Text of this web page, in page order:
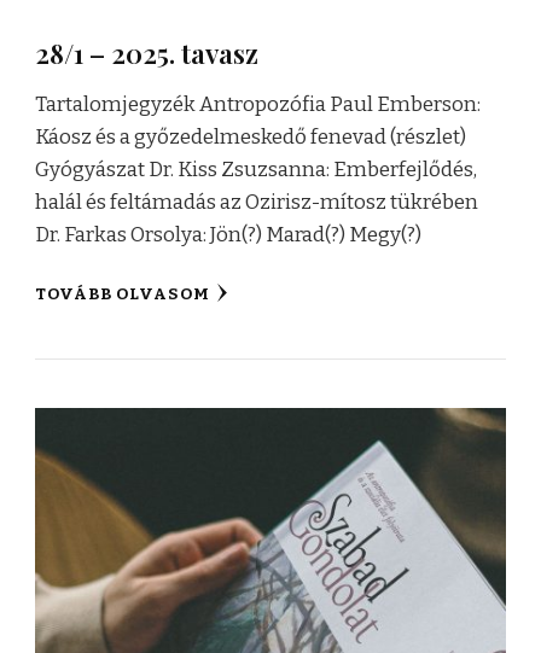
28/1 – 2025. tavasz
Tartalomjegyzék Antropozófia Paul Emberson:
Káosz és a győzedelmeskedő fenevad (részlet)
Gyógyászat Dr. Kiss Zsuzsanna: Emberfejlődés,
halál és feltámadás az Ozirisz-mítosz tükrében
Dr. Farkas Orsolya: Jön(?) Marad(?) Megy(?)
TOVÁBB OLVASOM